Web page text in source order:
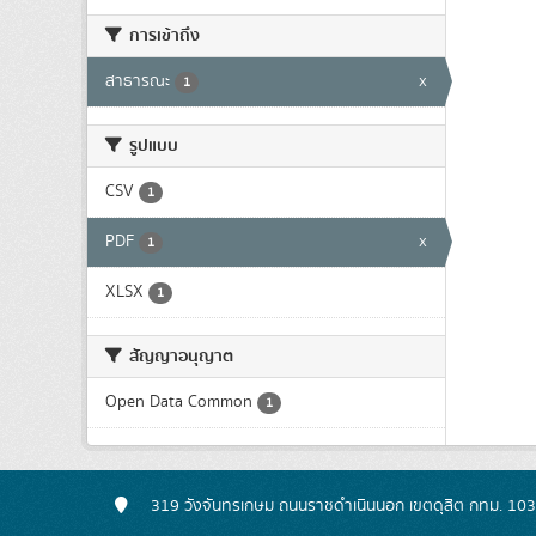
การเข้าถึง
สาธารณะ 1 x
รูปแบบ
CSV 1
PDF 1 x
XLSX 1
สัญญาอนุญาต
Open Data Common 1
319 วังจันทรเกษม ถนนราชดำเนินนอก เขตดุสิต กทม.